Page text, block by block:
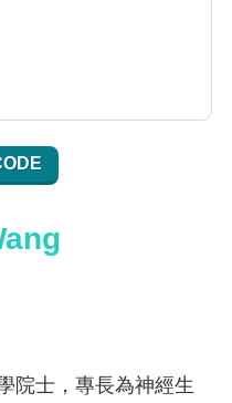
院士，專長為神經生